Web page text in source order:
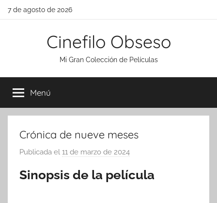
Saltar
7 de agosto de 2026
Cinefilo Obseso
Mi Gran Colección de Películas
Menú
Crónica de nueve meses
Publicada el 11 de marzo de 2024
r
Sinopsis de la película